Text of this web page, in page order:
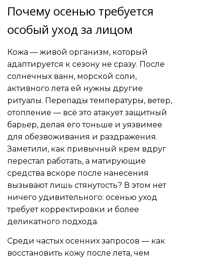
Почему осенью требуется
особый уход за лицом
Кожа — живой организм, который
адаптируется к сезону не сразу. После
солнечных ванн, морской соли,
активного лета ей нужны другие
ритуалы. Перепады температуры, ветер,
отопление — всё это атакует защитный
барьер, делая его тоньше и уязвимее
для обезвоживания и раздражения.
Заметили, как привычный крем вдруг
перестал работать, а матирующие
средства вскоре после нанесения
вызывают лишь стянутость? В этом нет
ничего удивительного: осенью уход
требует корректировки и более
деликатного подхода.
Среди частых осенних запросов — как
восстановить кожу после лета, чем